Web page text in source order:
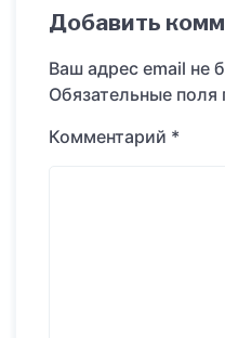
Добавить
Ваш адрес email не
Обязательные
Комментарий *